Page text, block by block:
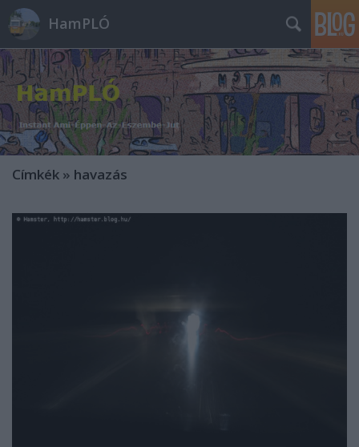
HamPLÓ
Címkék » havazás